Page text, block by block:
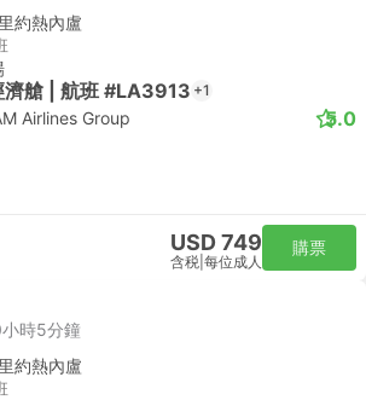
約熱內盧
濟艙 | 航班 #LA3913 +1
Airlines Group 5.0
USD 749
含税 每位成人
購票
時5分鐘
約熱內盧